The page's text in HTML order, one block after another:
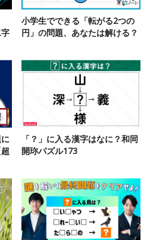
小学生でできる「転がる2つの
円」の問題、あなたは解ける？
「？」に入る漢字はなに？和同
開珎パズル173